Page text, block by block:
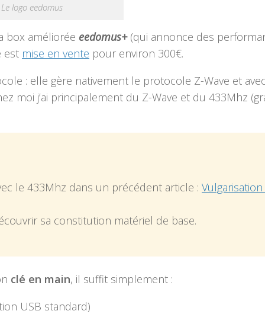
Le logo eedomus
box améliorée eedomus+(qui annonce des
est mise en vente pour environ 300€.
: elle gère nativement le protocole Z-Wave et
moi j’ai principalement du Z-Wave et du 433Mhz
le 433Mhz dans un précédent article :
sa constitution matériel de base.
clé en main, il suffit simplement :
USB standard)